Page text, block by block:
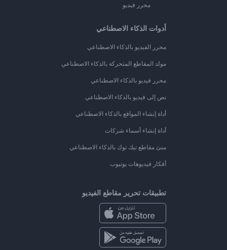
محرر فيديو
أدوات الذكاء الاصطناعي
محرر الفيديو بالذكاء الاصطناعي
مولد المقاطع المتحركة بالذكاء الاصطناعي
محرر فيديو بالذكاء الاصطناعي
نص إلى فيديو بالذكاء الاصطناعي
أداة إنشاء المواقع بالذكاء الاصطناعي
أداة إنشاء أسماء شركات
منئ مقاطع تيك توك بالذكاء الاصطناعي
أفكار فيديوهات يوتيوب
تطبيقات تحرير مقاطع الفيديو